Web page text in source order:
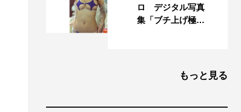
ロ デジタル写真
集「ブチ上げ極…
もっと見る